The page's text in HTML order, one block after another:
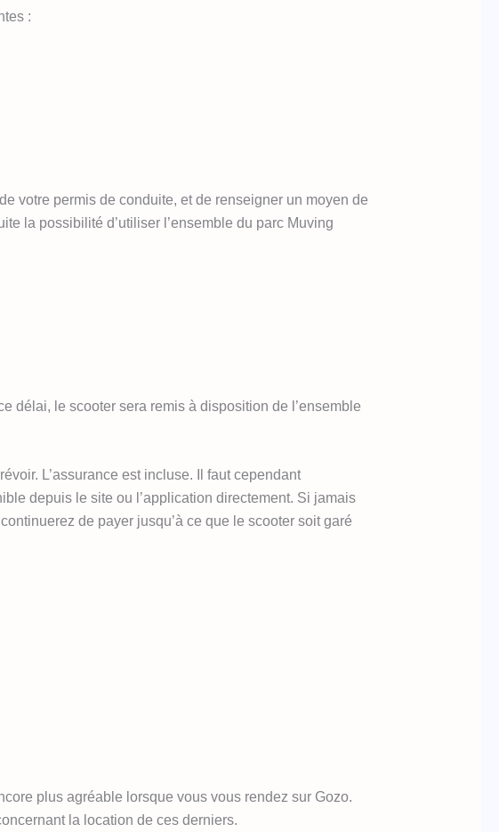
:
votre permis de conduite, et de renseigner un moyen de
la possibilité d’utiliser l’ensemble du parc Muving
délai, le scooter sera remis à disposition de l’ensemble
L’assurance est incluse. Il faut cependant
depuis le site ou l’application directement. Si jamais
de payer jusqu’à ce que le scooter soit garé
plus agréable lorsque vous vous rendez sur Gozo.
la location de ces derniers.